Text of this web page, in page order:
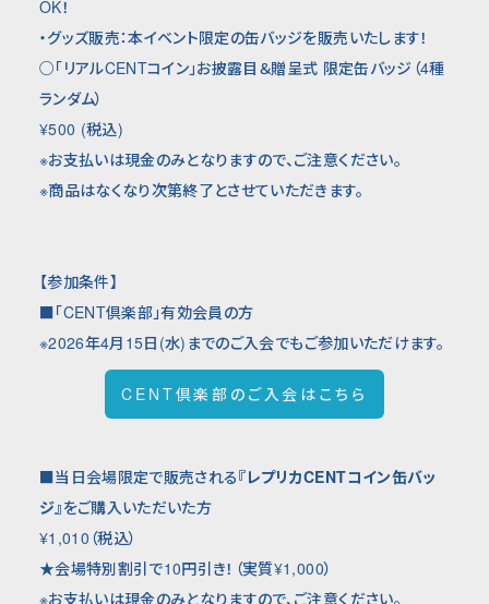
OK！
・グッズ販売：本イベント限定の缶バッジを販売いたします！
○「リアルCENTコイン」お披露目＆贈呈式 限定缶バッジ（4種
ランダム）
¥500 (税込)
※お支払いは現金のみとなりますので、ご注意ください。
※商品はなくなり次第終了とさせていただきます。
【参加条件】
■「CENT倶楽部」有効会員の方
※2026年4月15日(水)までのご入会でもご参加いただけます。
CENT倶楽部のご入会はこちら
■当日会場限定で販売される『レプリカCENTコイン缶バッ
ジ』をご購入いただいた方
¥1,010（税込）
★会場特別割引で10円引き！（実質¥1,000）
※お支払いは現金のみとなりますので、ご注意ください。